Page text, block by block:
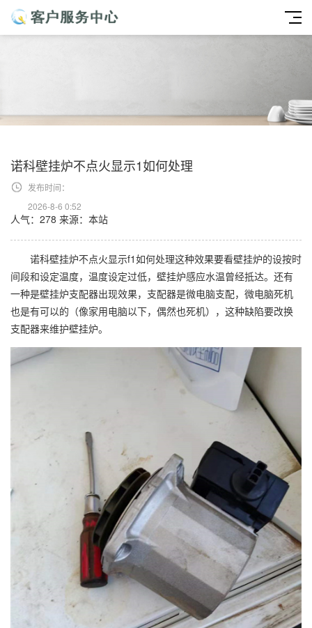
诺科壁挂炉不点火显示1如何处理
发布时间：
2026-8-6 0:52
人气：278 来源：本站
诺科壁挂炉不点火显示f1如何处理这种效果要看壁挂炉的设按时
间段和设定温度，温度设定过低，壁挂炉感应水温曾经抵达。还有
一种是壁挂炉支配器出现效果，支配器是微电脑支配，微电脑死机
也是有可以的（像家用电脑以下，偶然也死机），这种缺陷要改换
支配器来维护壁挂炉。